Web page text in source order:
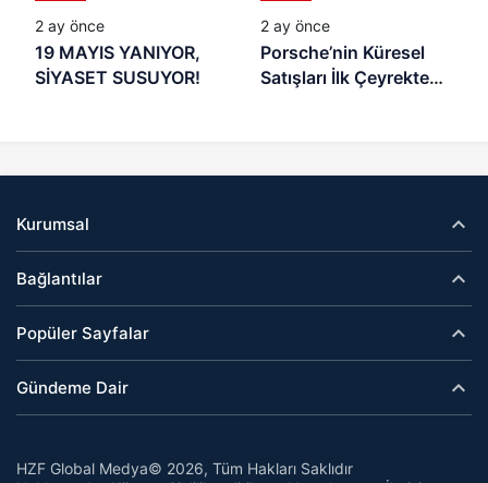
2 ay önce
19 MAYIS YANIYOR,
SİYASET SUSUYOR!
2 ay önce
Porsche’nin Küresel
Satışları İlk Çeyrekte
Kurumsal
Bağlantılar
Popüler Sayfalar
Gündeme Dair
HZF Global Medya© 2026, Tüm Hakları Saklıdır